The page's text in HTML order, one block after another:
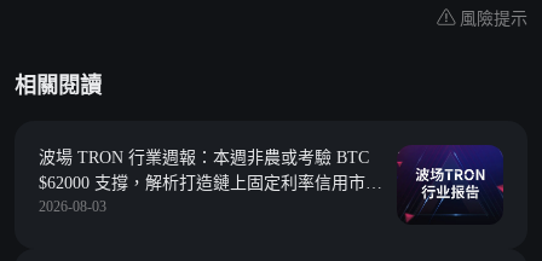
風險提示
相關閱讀
波場 TRON 行業週報：本週非農或考驗 BTC
$62000 支撐，解析打造鏈上固定利率信用市場
的 Morpho
2026-08-03